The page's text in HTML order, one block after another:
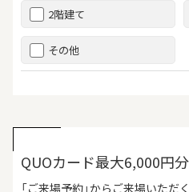
2階建て
その他
QUOカード最大6,000円
「ご来場予約」からご来場いただ